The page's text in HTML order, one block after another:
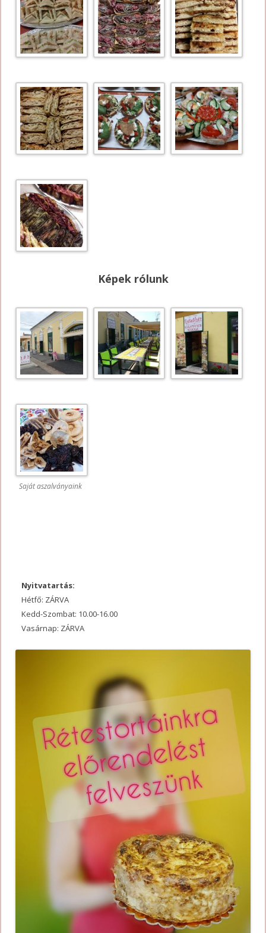
Képek rólunk
Saját aszalványaink
Nyitvatartás:
Hétfő: ZÁRVA
Kedd-Szombat: 10.00-16.00
Vasárnap: ZÁRVA